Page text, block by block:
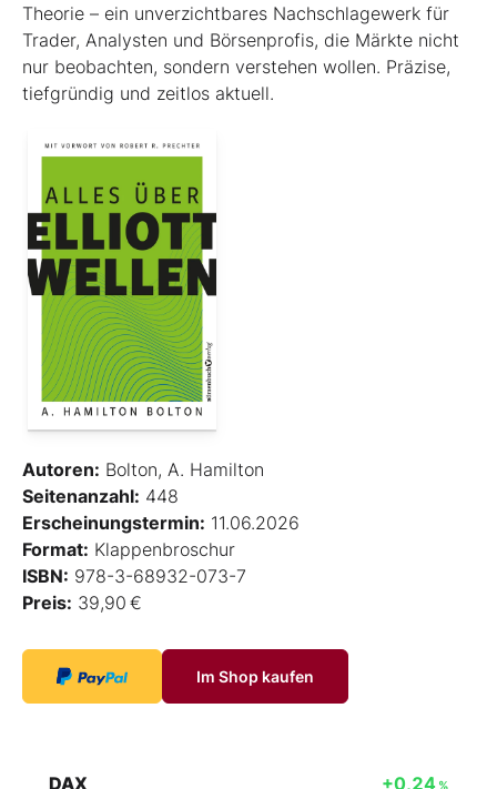
Theorie – ein unverzichtbares Nachschlagewerk für
Trader, Analysten und Börsenprofis, die Märkte nicht
nur beobachten, sondern verstehen wollen. Präzise,
tiefgründig und zeitlos aktuell.
Autoren: Bolton, A. Hamilton
Seitenanzahl: 448
Erscheinungstermin: 11.06.2026
Format: Klappenbroschur
ISBN: 978-3-68932-073-7
Preis: 39,90 €
Im Shop kaufen
DAX +0,24 %